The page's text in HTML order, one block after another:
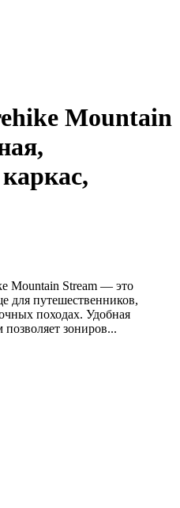
Mountain
Mountain Stream — это
для путешественников,
походах. Удобная
зониров...